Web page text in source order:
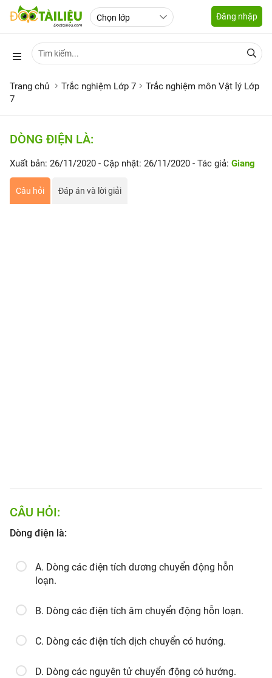
Đăng nhập
Trang chủ Trắc nghiệm Lớp 7
Trắc nghiệm môn Vật lý Lớp
7
DÒNG ĐIỆN LÀ:
Xuất bản: 26/11/2020 - Cập nhật: 26/11/2020 - Tác giả: Giang
Câu hỏi Đáp án và lời giải
CÂU HỎI:
Dòng điện là:
A. Dòng các điện tích dương chuyển động hỗn
loạn.
B. Dòng các điện tích âm chuyển động hỗn loạn.
C. Dòng các điện tích dịch chuyển có hướng.
D. Dòng các nguyên tử chuyển động có hướng.